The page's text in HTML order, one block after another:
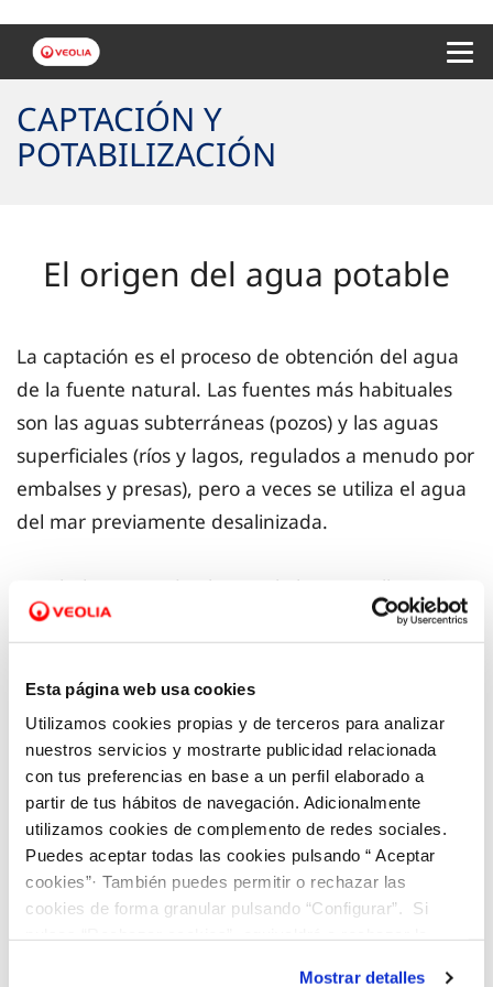
Esta página web usa cookies
Utilizamos cookies propias y de terceros para analizar
nuestros servicios y mostrarte publicidad relacionada
con tus preferencias en base a un perfil elaborado a
partir de tus hábitos de navegación. Adicionalmente
utilizamos cookies de complemento de redes sociales.
Puedes aceptar todas las cookies pulsando “ Aceptar
cookies”· También puedes permitir o rechazar las
cookies de forma granular pulsando “Configurar”. Si
Mostrar detalles
CAPTACIÓN Y
POTABILIZACIÓN
El origen del agua potable
La captación es el proceso de obtención del agua
de la fuente natural. Las fuentes más habituales
son las aguas subterráneas (pozos) y las aguas
superficiales (ríos y lagos, regulados a menudo por
embalses y presas), pero a veces se utiliza el agua
del mar previamente desalinizada.
Tras haber captado el agua, la hacemos llegar a
diversas instalaciones de tratamiento y,
llegar, con lamáxima calidad a los hogares
ciudadanos. Para la compañíaes esencial
garantizar el abastecimiento de agua potable
particulares y empresas; por ello, trabajamos
siempre en la gestión integral de los recursos y en
la mejora de la eficiencia en la gestión sostenible
del agua.